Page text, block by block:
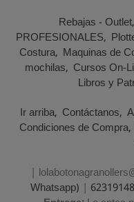
Rebajas - Outlet
PROFESIONALES
Costura Maquinas de
mochilas Cursos On-
Libros y
Ir arriba Contáctanos
Condiciones de Compra
|
Whatsapp) |